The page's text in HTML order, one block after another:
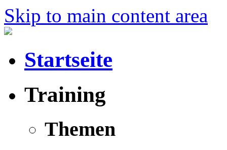
Skip to main content area
Startseite
Training
Themen